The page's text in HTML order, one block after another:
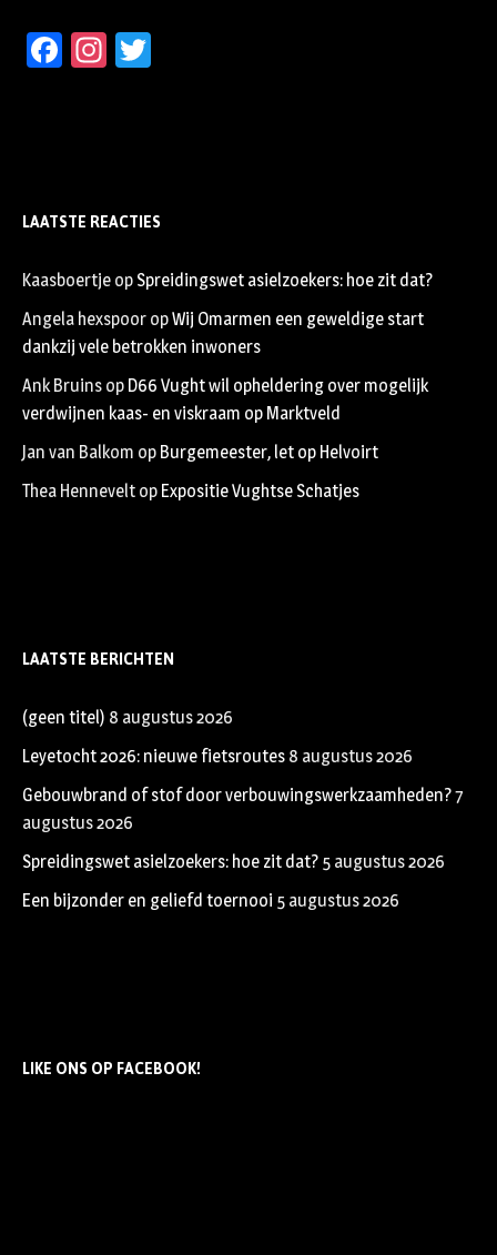
Facebook
Instagram
LAATSTE REACTIES
Kaasboertje op Spreidingswet asielzoekers: hoe zit dat?
Angela hexspoor opWij Omarmen een geweldige start
dankzij vele betrokken inwoners
Ank Bruins op D66 Vught wil opheldering over mogelijk
verdwijnen kaas- en viskraam op Marktveld
Jan van Balkom op Burgemeester, let op Helvoirt
Thea Hennevelt op Expositie Vughtse Schatjes
LAATSTE BERICHTEN
(geen titel) 8 augustus 2026
Leyetocht 2026: nieuwe fietsroutes 8 augustus 2026
Gebouwbrand of stof door verbouwingswerkzaamheden?7
augustus 2026
Spreidingswet asielzoekers: hoe zit dat? 5 augustus 2026
Een bijzonder en geliefd toernooi 5 augustus 2026
LIKE ONS OP FACEBOOK!